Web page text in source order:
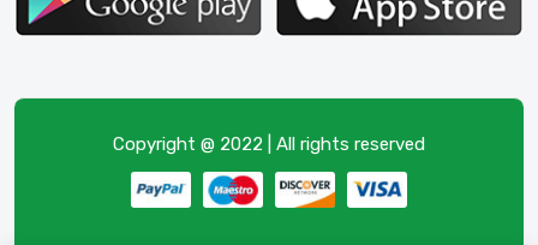
Copyright @ 2022 | All rights reserved